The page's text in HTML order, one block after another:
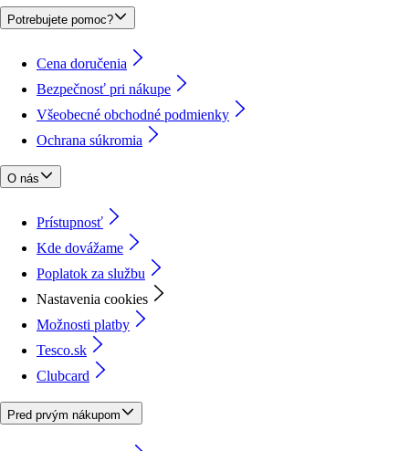
Potrebujete pomoc?
Cena doručenia
Bezpečnosť pri nákupe
Všeobecné obchodné podmienky
Ochrana súkromia
O nás
Prístupnosť
Kde dovážame
Poplatok za službu
Nastavenia cookies
Možnosti platby
Tesco.sk
Clubcard
Pred prvým nákupom